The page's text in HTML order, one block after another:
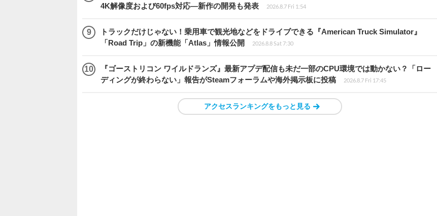
4K解像度および60fps対応―新作の開発も発表
2026.8.7 Fri 1:54
トラックだけじゃない！乗用車で観光地などをドライブできる『American Truck Simulator』
「Road Trip」の新機能「Atlas」情報公開
2026.8.8 Sat 7:30
『ゴーストリコン ワイルドランズ』最新アプデ配信も未だ一部のCPU環境では動かない？「ロー
ディングが終わらない」報告がSteamフォーラムや海外掲示板に投稿
2026.8.7 Fri 17:45
アクセスランキングをもっと見る